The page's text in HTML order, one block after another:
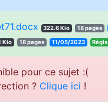
322.6 Kio 18 pages
Kio 18 pages 11/05/2023 sigéR
pour ce sujet :(
? Clique ici !